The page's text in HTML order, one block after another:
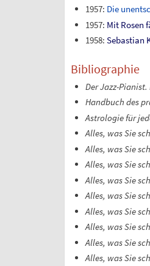
1957: Die
1957: Mit Rosen
1958:Sebastian
Bibliographie
Der Jazz-
Handbuch des
Astrologie für
Alles, was Sie
Alles, was Sie
Alles, was Sie
Alles, was Sie
Alles, was Sie
Alles, was Sie
Alles, was Sie
Alles, was Sie
Alles, was Sie